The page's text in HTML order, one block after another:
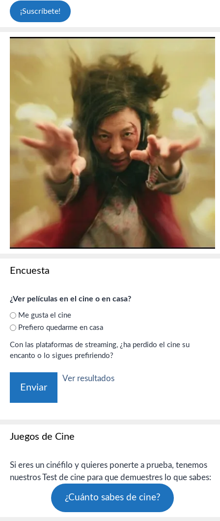
Encuesta
¿Ver películas en el cine o en casa?
Me gusta el cine
Prefiero quedarme en casa
Con las plataformas de streaming, ¿ha perdido el cine su
encanto o lo sigues prefiriendo?
Ver resultados
Juegos de Cine
Si eres un cinéfilo y quieres ponerte a prueba, tenemos
nuestros Test de cine para que demuestres lo que sabes:
¿Cuánto sabes de cine?